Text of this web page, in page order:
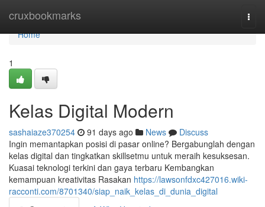
cruxbookmarks
Home
Home
1
Kelas Digital Modern
sashaiaze370254 91 days ago News
Discuss
Ingin memantapkan posisi di pasar online? Bergabunglah dengan
kelas digital dan tingkatkan skillsetmu untuk meraih kesuksesan.
Kuasai teknologi terkini dan gaya terbaru Kembangkan
kemampuan kreativitas Rasakan https://lawsonfdxc427016.wiki-
racconti.com/8701340/siap_naik_kelas_di_dunia_digital